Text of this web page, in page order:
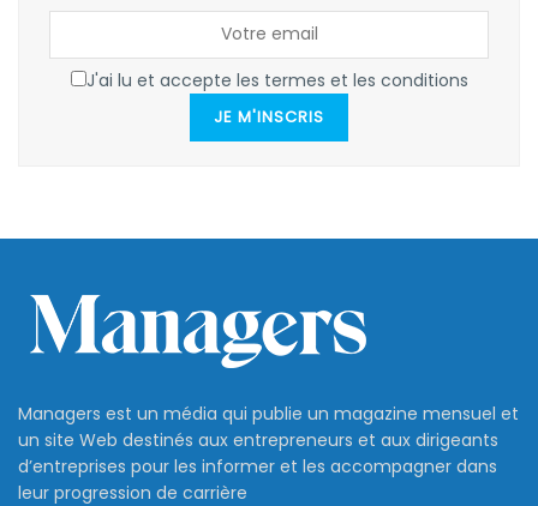
J'ai lu et accepte les termes et les conditions
JE M'INSCRIS
Managers est un média qui publie un magazine mensuel et
un site Web destinés aux entrepreneurs et aux dirigeants
d’entreprises pour les informer et les accompagner dans
leur progression de carrière